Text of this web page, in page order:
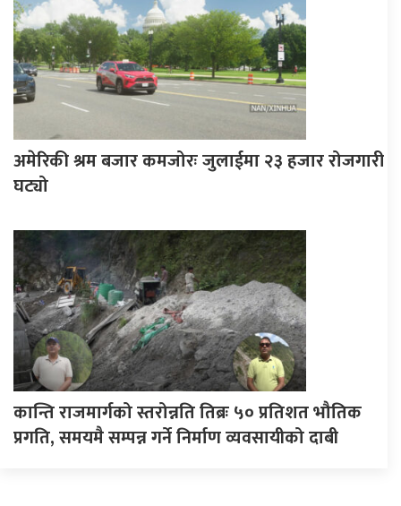
अमेरिकी श्रम बजार कमजोरः जुलाईमा २३ हजार रोजगारी
घट्यो
कान्ति राजमार्गको स्तरोन्नति तिब्रः ५० प्रतिशत भौतिक
प्रगति, समयमै सम्पन्न गर्ने निर्माण व्यवसायीको दाबी